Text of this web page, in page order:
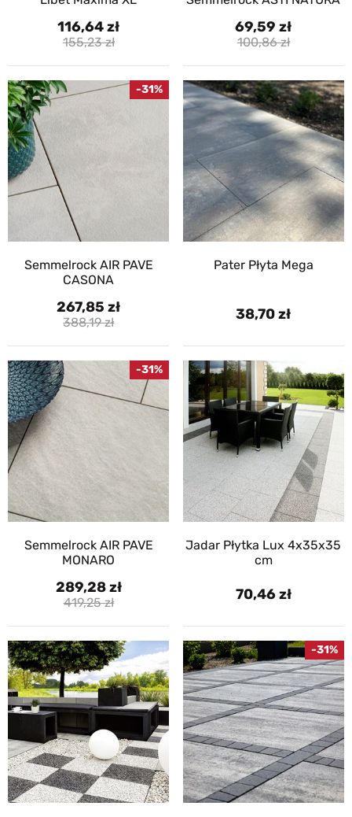
116,64
155,23
69,59
100,86
Semmelrock AIR PAVE
CASONA
267,85
388,19
-31%
Pater Płyta Mega
38,70
Semmelrock AIR PAVE
MONARO
289,28
419,25
-31%
Jadar Płytka Lux 4x35x35
cm
70,46
-31%